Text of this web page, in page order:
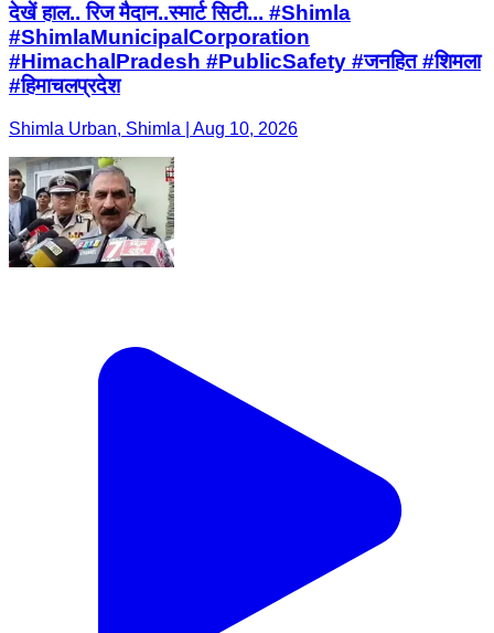
देखें हाल.. रिज मैदान..स्मार्ट सिटी... #Shimla
#ShimlaMunicipalCorporation
#HimachalPradesh #PublicSafety #जनहित #शिमला
#हिमाचलप्रदेश
Shimla Urban, Shimla | Aug 10, 2026